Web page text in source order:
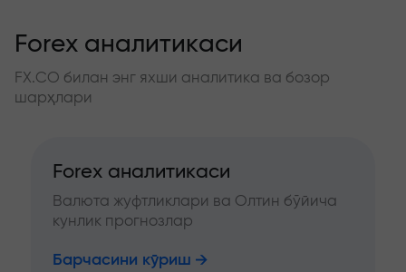
Forex аналитикаси
FX.CO билан энг яхши аналитика ва бозор
шарҳлари
Forex аналитикаси
Валюта жуфтликлари ва Олтин бўйича
кунлик прогнозлар
Барчасини кўриш